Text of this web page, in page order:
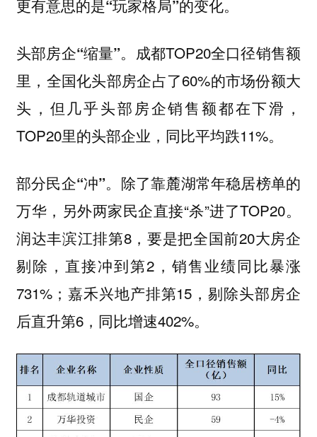
更有意思的是“玩家格局”的变化。
头部房企“缩量”。成都TOP20全口径销售额
里，全国化头部房企占了60%的市场份额大
头，但几乎头部房企销售额都在下滑，
TOP20里的头部企业，同比平均跌11%。
部分民企“冲”。 除了靠麓湖常年稳居榜单的
万华，另外两家民企直接“杀”进了TOP20。
润达丰滨江排第8，要是把全国前20大房企
剔除，直接冲到第2，销售业绩同比暴涨
731%；嘉禾兴地产排第15，剔除头部房企
后直升第6，同比增速402%。